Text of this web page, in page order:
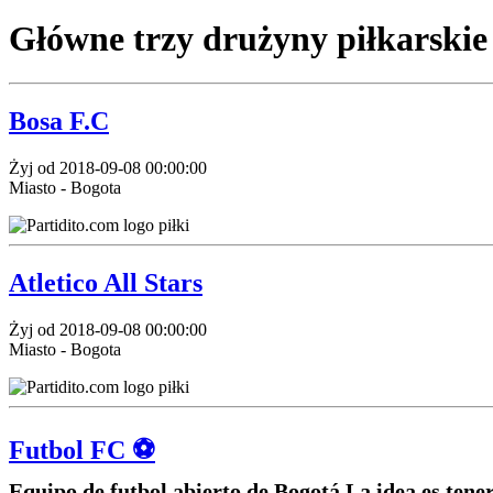
Główne trzy drużyny piłkarskie
Bosa F.C
Żyj od 2018-09-08 00:00:00
Miasto - Bogota
Atletico All Stars
Żyj od 2018-09-08 00:00:00
Miasto - Bogota
Futbol FC ⚽️